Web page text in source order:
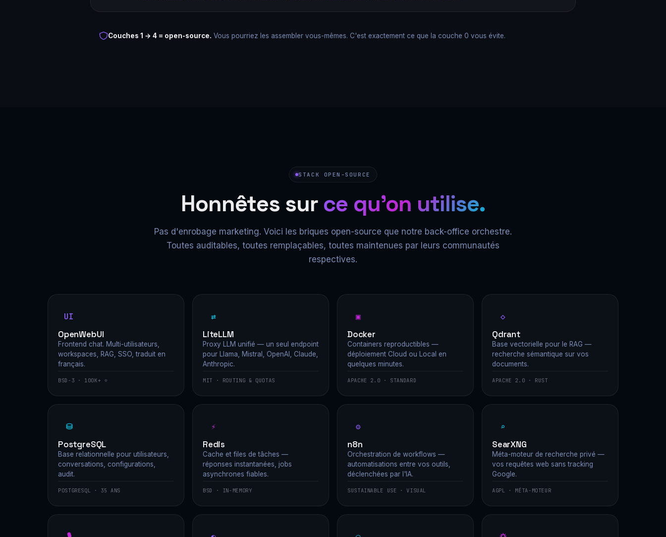
Couches 1 → 4 = open-source. Vous pourriez les assembler vous-mêmes. C'est exactement ce que la couche 0 vous évite.
STACK OPEN-SOURCE
Honnêtes sur ce qu'on utilise.
Pas d'enrobage marketing. Voici les briques open-source que notre back-office orchestre.
Toutes auditables, toutes remplaçables, toutes maintenues par leurs communautés
respectives.
UI
OpenWebUI
Frontend chat. Multi-utilisateurs,
workspaces, RAG, SSO, traduit en
français.
BSD-3 · 100K+ ⭐
⇄
LiteLLM
Proxy LLM unifié — un seul endpoint
pour Llama, Mistral, OpenAI, Claude,
Anthropic.
MIT · ROUTING & QUOTAS
▣
Docker
Containers reproductibles —
déploiement Cloud ou Local en
quelques minutes.
APACHE 2.0 · STANDARD
◇
Qdrant
Base vectorielle pour le RAG —
recherche sémantique sur vos
documents.
APACHE 2.0 · RUST
⛁
PostgreSQL
Base relationnelle pour utilisateurs,
conversations, configurations,
audit.
POSTGRESQL · 35 ANS
⚡
Redis
Cache et files de tâches —
réponses instantanées, jobs
asynchrones fiables.
BSD · IN-MEMORY
⚙
n8n
Orchestration de workflows —
automatisations entre vos outils,
déclenchées par l'IA.
SUSTAINABLE USE · VISUAL
⌕
SearXNG
Méta-moteur de recherche privé —
vos requêtes web sans tracking
Google.
AGPL · MÉTA-MOTEUR